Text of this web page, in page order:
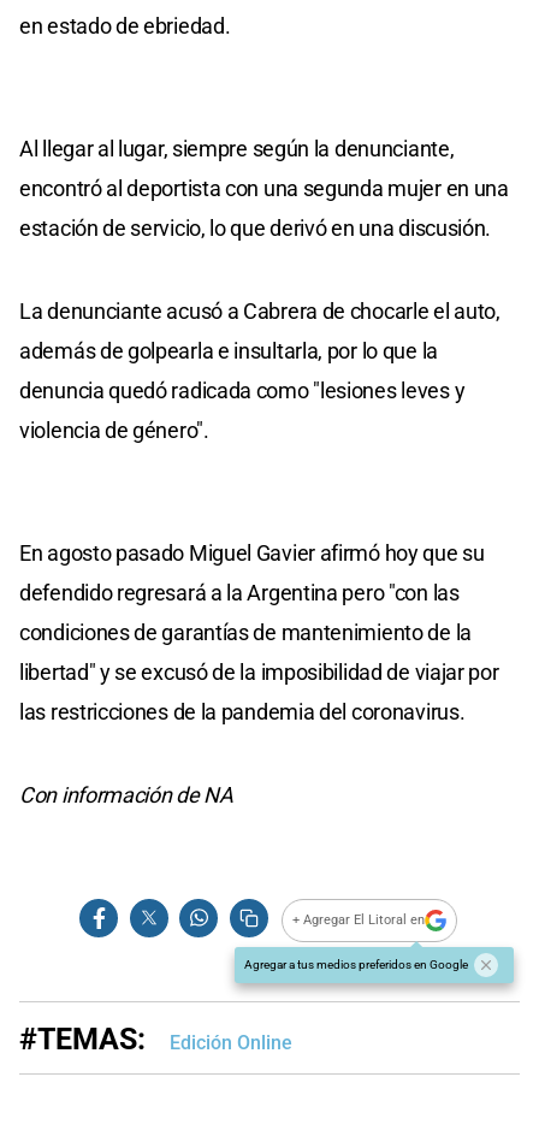
en estado de ebriedad.
Al llegar al lugar, siempre según la denunciante,
encontró al deportista con una segunda mujer en una
estación de servicio, lo que derivó en una discusión.
La denunciante acusó a Cabrera de chocarle el auto,
además de golpearla e insultarla, por lo que la
denuncia quedó radicada como "lesiones leves y
violencia de género".
En agosto pasado Miguel Gavier afirmó hoy que su
defendido regresará a la Argentina pero "con las
condiciones de garantías de mantenimiento de la
libertad" y se excusó de la imposibilidad de viajar por
las restricciones de la pandemia del coronavirus.
Con información de NA
+ Agregar El Litoral en
Agregar a tus medios preferidos en Google
#TEMAS: Edición Online